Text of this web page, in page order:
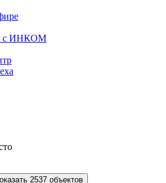
с ИНКОМ
2537 объектов